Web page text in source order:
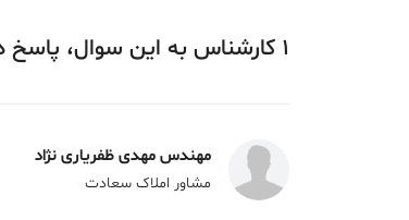
1 کارشناس به این سوال، پاسخ
مهندس مهدی ظفریاری نژاد
مشاور املاک سعادت